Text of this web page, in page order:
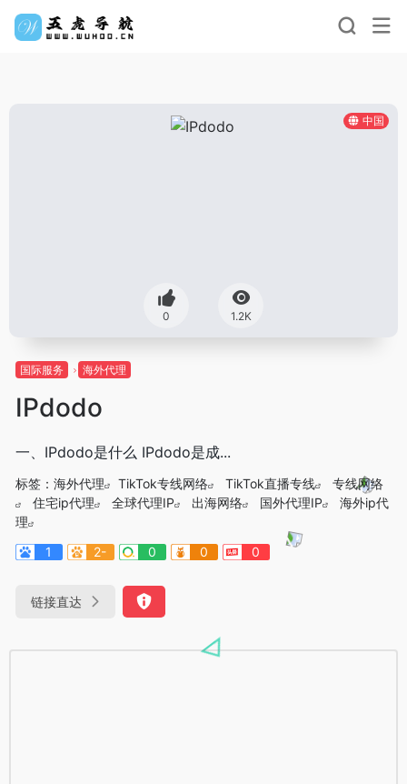
中国
0 1.2K
国际服务 海外代理
IPdodo
一、IPdodo是什么 IPdodo是成...
标签： 海外代理 TikTok专线网络 TikTok直播专线
专线网络
住宅ip代理
全球代理IP 出海网络 国外代理IP
海外ip代
理
1
2- 0 0 0
链接直达